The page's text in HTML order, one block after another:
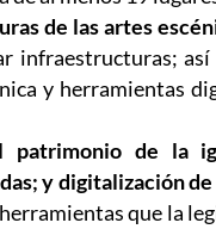
de las artes
infraestructuras;
y herramientas
patrimonio de la
y digitalización
que la